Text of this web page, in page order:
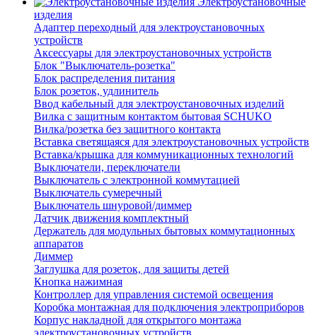
изделия
Адаптер переходный для электроустановочных
устройств
Аксессуары для электроустановочных устройств
Блок "Выключатель-розетка"
Блок распределения питания
Блок розеток, удлинитель
Ввод кабельный для электроустановочных изделий
Вилка с защитным контактом бытовая SCHUKO
Вилка/розетка без защитного контакта
Вставка светящаяся для электроустановочных устройств
Вставка/крышка для коммуникационных технологий
Выключатели, переключатели
Выключатель с электронной коммутацией
Выключатель сумеречный
Выключатель шнуровой/диммер
Датчик движения комплектный
Держатель для модульных бытовых коммутационных
аппаратов
Диммер
Заглушка для розеток, для защиты детей
Кнопка нажимная
Контроллер для управления системой освещения
Коробка монтажная для подключения электроприборов
Корпус накладной для открытого монтажа
электроустановочных устройств